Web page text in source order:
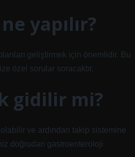
yapılır?
geliştirmek için önemlidir. Bu
özel sorular soracaktır.
gidilir mi?
ve ardından takip sistemine
doğrudan gastroenteroloji